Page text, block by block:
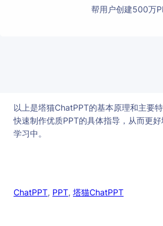
帮用户创建500万
以上是塔猫ChatPPT的基本原理和主要
快速制作优质PPT的具体指导，从而更
学习中。
ChatPPT, PPT, 塔猫ChatPPT